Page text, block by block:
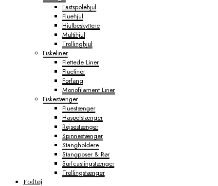
Fastspolehjul
Fluehjul
Hjulbeskyttere
Multihjul
Trollinghjul
Fiskeliner
Flettede Liner
Flueliner
Forfang
Monofilament Liner
Fiskestænger
Fluestænger
Haspelstænger
Rejsestænger
Spinnestænger
Stangholdere
Stangposer & Rør
Surfcastingstænger
Trollingstænger
Fodtøj